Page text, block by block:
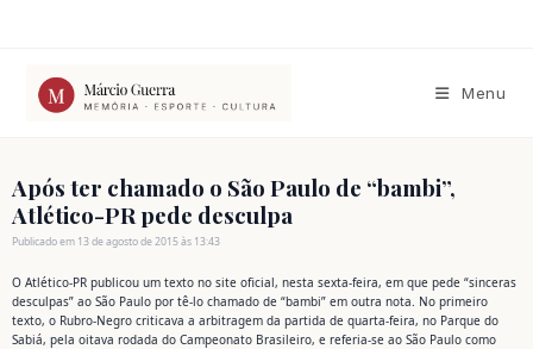
conteúdo
Menu
Após ter chamado o São Paulo de “bambi”,
Atlético-PR pede desculpa
Publicado em 13 de agosto de 2015 às 13:43
O Atlético-PR publicou um texto no site oficial, nesta sexta-feira, em que pede “sinceras
desculpas” ao São Paulo por tê-lo chamado de “bambi” em outra nota. No primeiro
texto, o Rubro-Negro criticava a arbitragem da partida de quarta-feira, no Parque do
Sabiá, pela oitava rodada do Campeonato Brasileiro, e referia-se ao São Paulo como